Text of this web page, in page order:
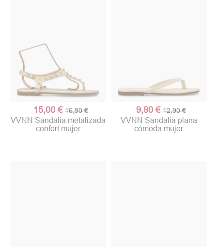
15,00 € 16,90 €
VVNN Sandalia metalizada
confort mujer
9,90 € 12,90 €
VVNN Sandalia plana
cómoda mujer